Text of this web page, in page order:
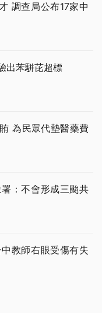
調查局公布17家中
出苯駢芘超標
為民眾代墊醫藥費
：不會形成三颱共
教師右眼受傷有失